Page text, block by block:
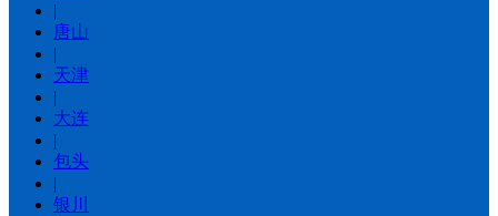
|
唐山
|
天津
|
大连
|
包头
|
银川